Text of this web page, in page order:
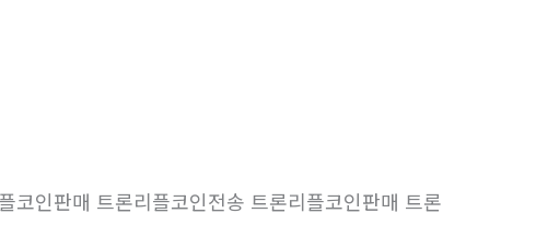
인판매 트론리플코인전송 트론리플코인판매 트론